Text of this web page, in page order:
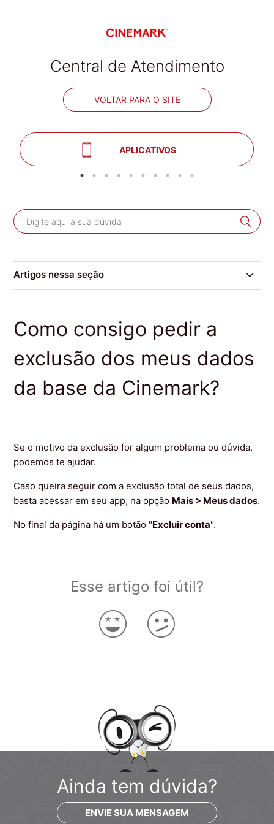
Central de Atendimento
VOLTAR PARA O SITE
APLICATIVOS
Artigos nessa seção
Como consigo pedir a exclusão dos meus dados da
base da Cinemark?
Como consigo pedir a
exclusão dos meus dados
da base da Cinemark?
Se o motivo da exclusão for algum problema ou dúvida,
podemos te ajudar.
Caso queira seguir com a exclusão total de seus dados,
basta acessar em seu app, na opção Mais > Meus dados.
No final da página há um botão "Excluir conta".
Esse artigo foi útil?
Ainda tem dúvida?
ENVIE SUA MENSAGEM